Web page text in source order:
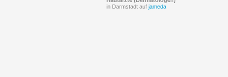
in Darmstadt aufjameda